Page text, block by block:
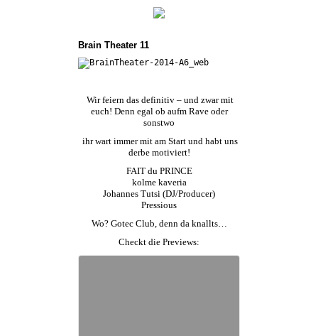
Brain Theater 11
Wir feiern das definitiv – und zwar mit
euch! Denn egal ob aufm Rave oder
sonstwo
ihr wart immer mit am Start und habt uns
derbe motiviert!
FAIT du PRINCE
kolme kaveria
Johannes Tutsi (DJ/Producer)
Pressious
Wo? Gotec Club, denn da knallts…
Checkt die Previews: